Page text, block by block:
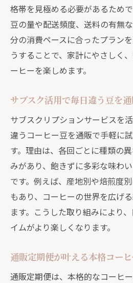
格帯を見極める必要があるためで
豆の量や配送頻度、送料の有無
分の消費ペースに合ったプラン
うすることで、家計にやさしく
ーヒーを楽しめます。
サブスク活用で毎日違う豆を
サブスクリプションサービスを
違うコーヒー豆を通販で手軽に
す。理由は、各回ごとに種類の
みがあり、飽きずに多彩な味わ
です。例えば、産地別や焙煎度
もあり、コーヒーの世界を広げ
ます。こうした取り組みにより
イムがより楽しくなります。
通販定期便が叶える本格コー
通販定期便は、本格的なコーヒ